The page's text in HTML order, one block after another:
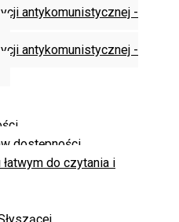
antykomunistycznej -
antykomunistycznej -
dostępności
do czytania i